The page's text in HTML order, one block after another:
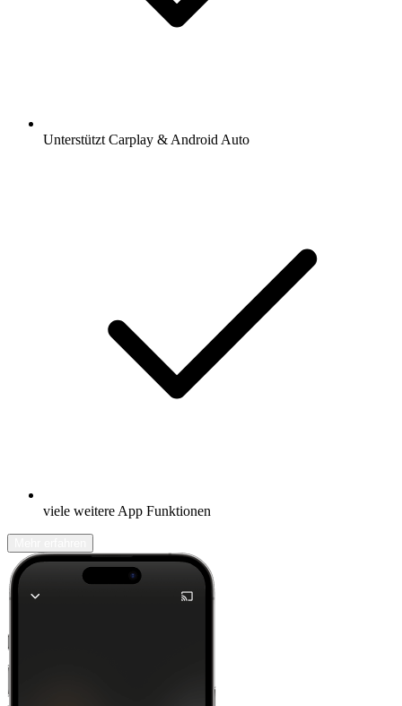
Unterstützt Carplay & Android Auto
viele weitere App Funktionen